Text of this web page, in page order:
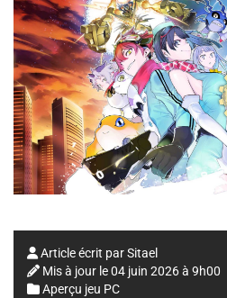
Article écrit parSitael
Mis à jour le04 juin 2026 à 9h00
Aperçu jeu PC